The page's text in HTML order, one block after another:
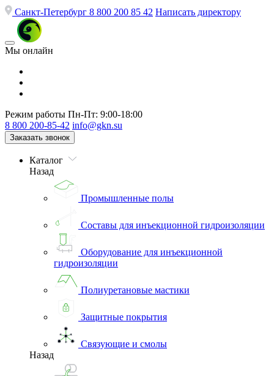
Санкт-Петербург 8 800 200 85 42 Написать директору
Мы онлайн
Режим работы Пн-Пт: 9:00-18:00
8 800 200-85-42 info@gkn.su
Заказать звонок
Каталог
Назад
Промышленные полы
Составы для инъекционной гидроизоляции
Оборудование для инъекционной
гидроизоляции
Полиуретановые мастики
Защитные покрытия
Связующие и смолы
Назад